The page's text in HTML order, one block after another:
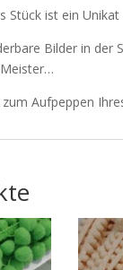
Stück ist ein
Bilder in der
Aufpeppen